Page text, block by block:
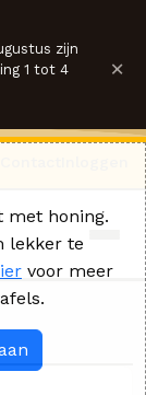
zijn
1 tot 4
×
met honing.
lekker te
voor meer